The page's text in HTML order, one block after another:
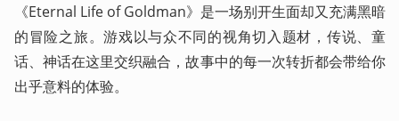
《Eternal Life of Goldman》是一场别开生面却又充满黑暗
的冒险之旅。游戏以与众不同的视角切入题材，传说、童
话、神话在这里交织融合，故事中的每一次转折都会带给你
出乎意料的体验。